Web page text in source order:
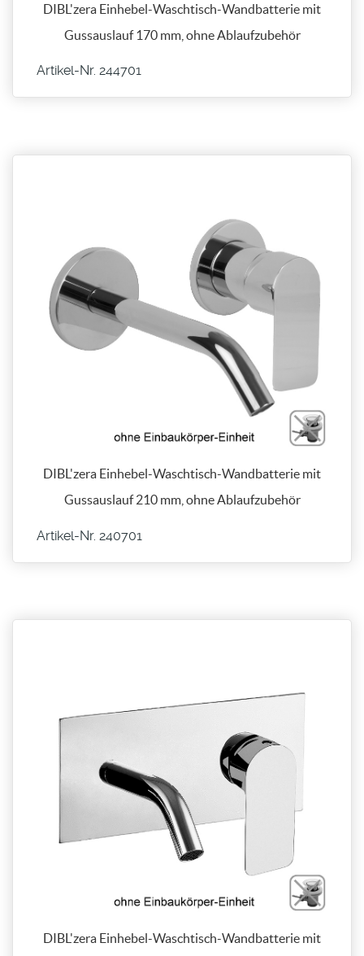
DIBL'zera Einhebel-Waschtisch-Wandbatterie mit
Gussauslauf 170 mm, ohne Ablaufzubehör
Artikel-Nr. 244701
DIBL'zera Einhebel-Waschtisch-Wandbatterie mit
Gussauslauf 210 mm, ohne Ablaufzubehör
Artikel-Nr. 240701
DIBL'zera Einhebel-Waschtisch-Wandbatterie mit